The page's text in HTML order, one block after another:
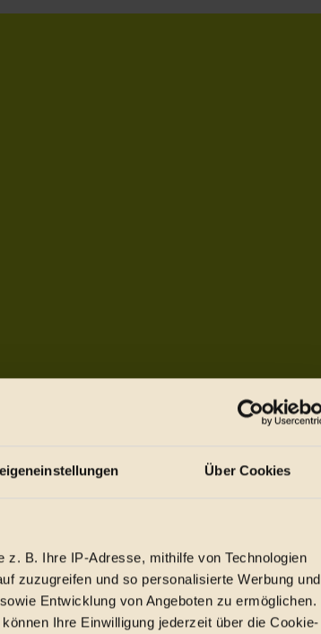
Über Cookies
z. B. Ihre IP-Adresse, mithilfe von Technologien
zuzugreifen und so personalisierte Werbung und
Entwicklung von Angeboten zu ermöglichen.
Ihre Einwilligung jederzeit über die Cookie-